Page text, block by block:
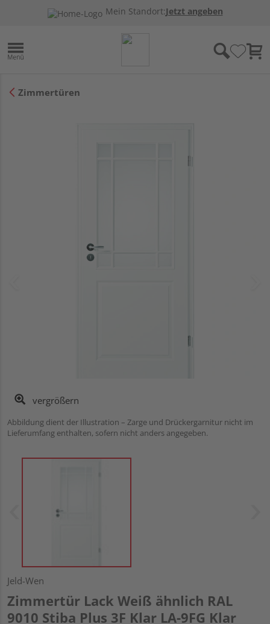
Mein Standort:Jetzt angeben
Zimmertüren
vergrößern
Abbildung dient der Illustration – Zarge und Drückergarnitur nicht im
Lieferumfang enthalten, sofern nicht anders angegeben.
Jeld-Wen
Zimmertür Lack Weiß ähnlich RAL
9010 Stiba Plus 3F Klar LA-9FG Klar